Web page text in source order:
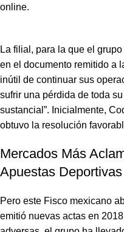
online.
La filial, para la que el
en el documento remitido a
inútil de continuar sus
sufrir una pérdida de toda
sustancial”. Inicialmente,
obtuvo la resolución
Mercados Más
Apuestas
Pero este Fisco mexicano
emitió nuevas actas en